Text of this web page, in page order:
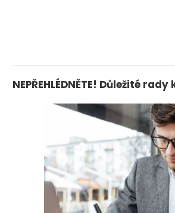
NEPŘEHLÉDNĚTE! Důležité